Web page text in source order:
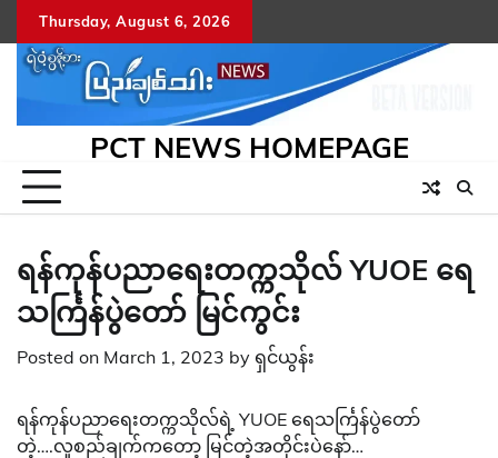
to
content
Thursday, August 6, 2026
PCT NEWS HOMEPAGE
ရန်ကုန်ပညာရေးတက္ကသိုလ် YUOE ရေ
သင်္ကြန်ပွဲတော် မြင်ကွင်း
Posted on March 1, 2023 by ရှင်ယွန်း
ရန်ကုန်ပညာရေးတက္ကသိုလ်ရဲ့ YUOE ရေသင်္ကြန်ပွဲတော်
တဲ့….လူစည်ချက်ကတော့ မြင်တဲ့အတိုင်းပဲနော်…